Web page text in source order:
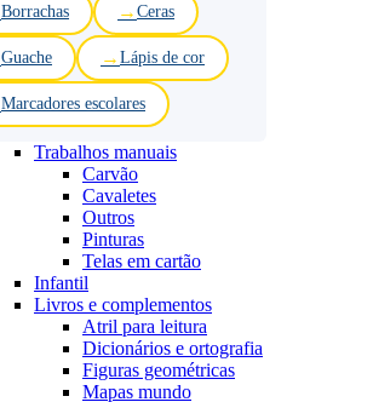
Borrachas Ceras
Guache Lápis de cor
Marcadores escolares
Trabalhos manuais
Carvão
Cavaletes
Outros
Pinturas
Telas em cartão
Infantil
Livros e complementos
Atril para leitura
Dicionários e ortografia
Figuras geométricas
Mapas mundo